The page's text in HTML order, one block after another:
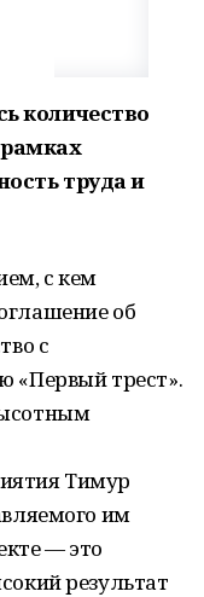
количество
труда и
с кем
об
с
«Первый трест».
Тимур
им
— это
результат